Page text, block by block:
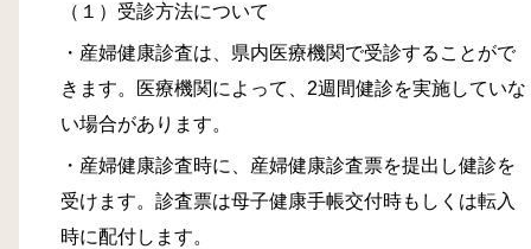
（１）受診方法について
・産婦健康診査は、県内医療機関で受診することがで
きます。医療機関によって、2週間健診を実施していな
い場合があります。
・産婦健康診査時に、産婦健康診査票を提出し健診を
受けます。診査票は母子健康手帳交付時もしくは転入
時に配付します。